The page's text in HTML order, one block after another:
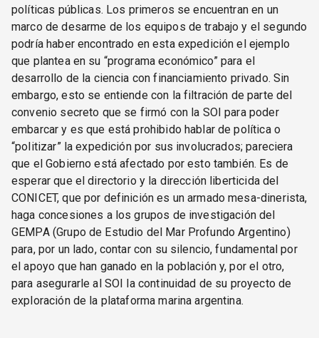
políticas públicas. Los primeros se encuentran en un
marco de desarme de los equipos de trabajo y el segundo
podría haber encontrado en esta expedición el ejemplo
que plantea en su “programa económico” para el
desarrollo de la ciencia con financiamiento privado. Sin
embargo, esto se entiende con la filtración de parte del
convenio secreto que se firmó con la SOI para poder
embarcar y es que está prohibido hablar de política o
“politizar” la expedición por sus involucrados; pareciera
que el Gobierno está afectado por esto también. Es de
esperar que el directorio y la dirección liberticida del
CONICET, que por definición es un armado mesa-dinerista,
haga concesiones a los grupos de investigación del
GEMPA (Grupo de Estudio del Mar Profundo Argentino)
para, por un lado, contar con su silencio, fundamental por
el apoyo que han ganado en la población y, por el otro,
para asegurarle al SOI la continuidad de su proyecto de
exploración de la plataforma marina argentina.